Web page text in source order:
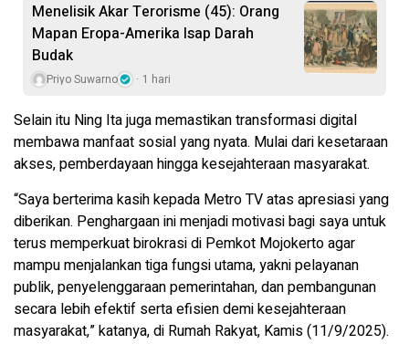
Menelisik Akar Terorisme (45): Orang
Mapan Eropa-Amerika Isap Darah
Budak
Priyo Suwarno 1 hari
Selain itu Ning Ita juga memastikan transformasi digital
membawa manfaat sosial yang nyata. Mulai dari kesetaraan
akses, pemberdayaan hingga kesejahteraan masyarakat.
“Saya berterima kasih kepada Metro TV atas apresiasi yang
diberikan. Penghargaan ini menjadi motivasi bagi saya untuk
terus memperkuat birokrasi di Pemkot Mojokerto agar
mampu menjalankan tiga fungsi utama, yakni pelayanan
publik, penyelenggaraan pemerintahan, dan pembangunan
secara lebih efektif serta efisien demi kesejahteraan
masyarakat,” katanya, di Rumah Rakyat, Kamis (11/9/2025).